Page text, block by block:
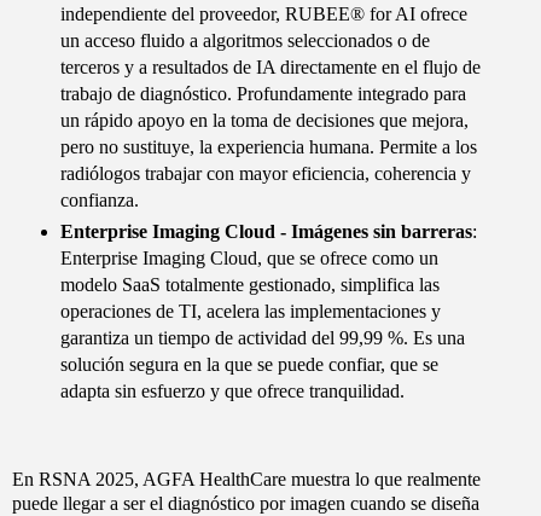
independiente del proveedor, RUBEE® for AI ofrece
un acceso fluido a algoritmos seleccionados o de
terceros y a resultados de IA directamente en el flujo de
trabajo de diagnóstico. Profundamente integrado para
un rápido apoyo en la toma de decisiones que mejora,
pero no sustituye, la experiencia humana. Permite a los
radiólogos trabajar con mayor eficiencia, coherencia y
confianza.
Enterprise Imaging Cloud - Imágenes sin barreras:
Enterprise Imaging Cloud, que se ofrece como un
modelo SaaS totalmente gestionado, simplifica las
operaciones de TI, acelera las implementaciones y
garantiza un tiempo de actividad del 99,99 %. Es una
solución segura en la que se puede confiar, que se
adapta sin esfuerzo y que ofrece tranquilidad.
En RSNA 2025, AGFA HealthCare muestra lo que realmente
puede llegar a ser el diagnóstico por imagen cuando se diseña